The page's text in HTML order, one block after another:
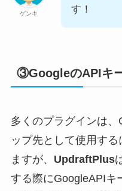
ゲンキ
す！
③GoogleのAPIキ
多くのプラグインは
ップ先として使用す
ますが、 UpdraftPlus
する際にGoogleAPIキ